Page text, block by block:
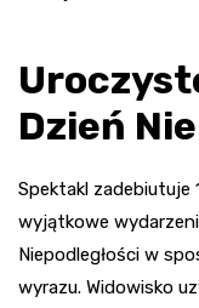
Dzień
Spektakl zadebiutuje
wyjątkowe
Niepodległości w
wyrazu. Widowisko